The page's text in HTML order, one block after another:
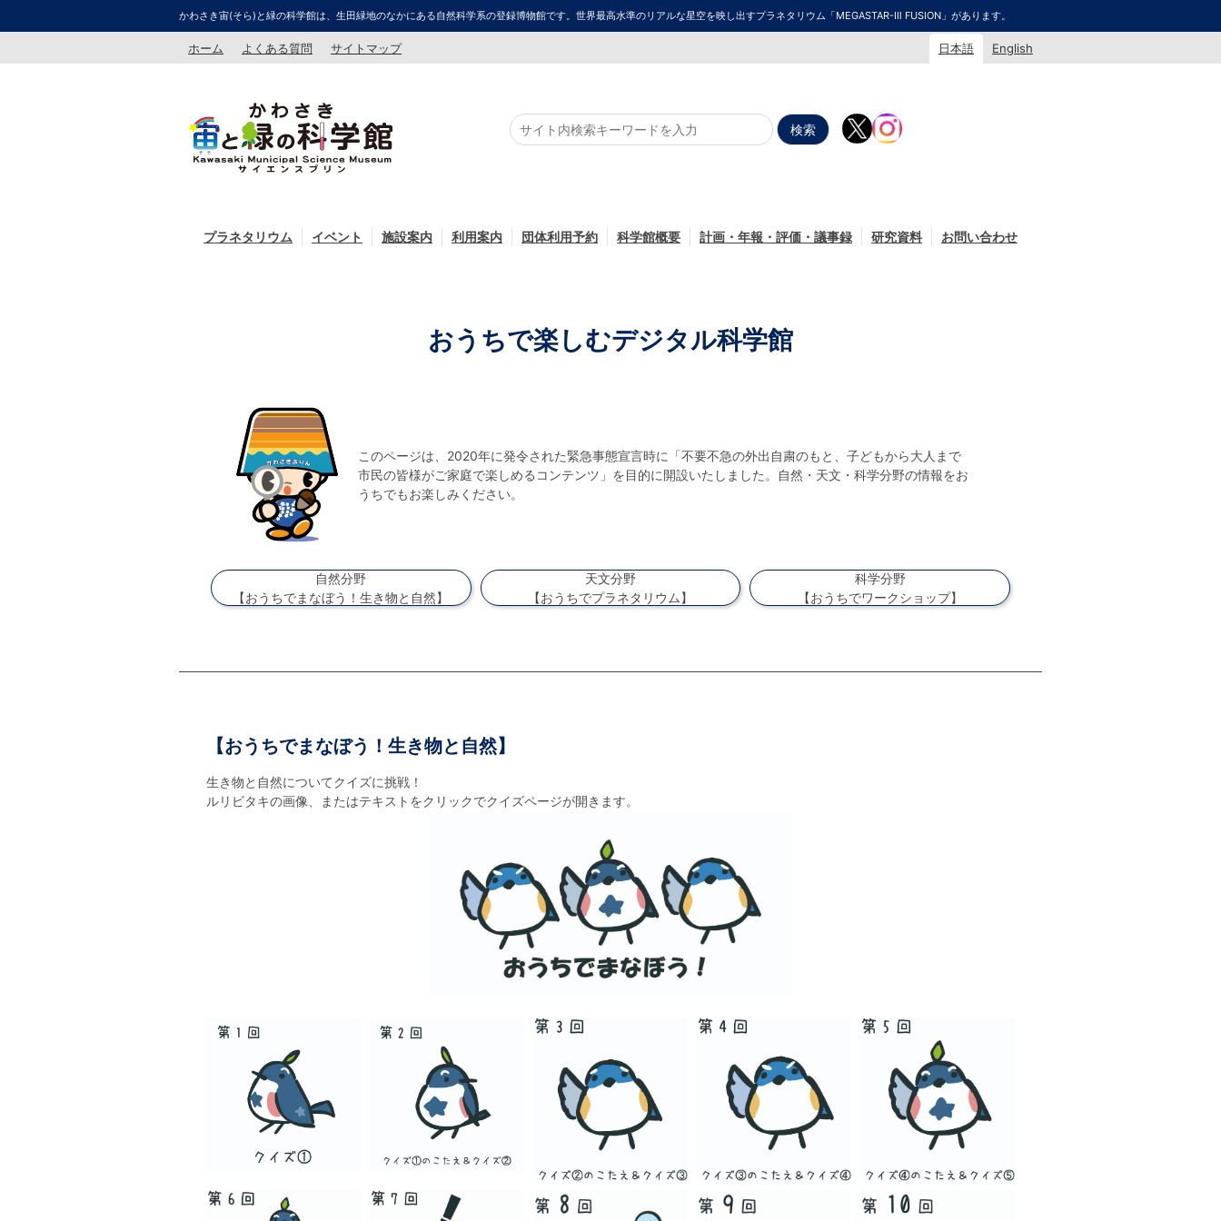
かわさき宙(そら)と緑の科学館は、生田緑地のなかにある自然科学系の登録博物館です。世界最高水準のリアルな星空を映し出すプラネタリウム「MEGASTAR-Ⅲ FUSION」があります。
ホーム よくある質問 サイトマップ 日本語 English
プラネタリウム イベント 施設案内 利用案内 団体利用予約 科学館概要 計画・年報・評価・議事録 研究資料 お問い合わせ
おうちで楽しむデジタル科学館
このページは、2020年に発令された緊急事態宣言時に「不要不急の外出自粛のもと、子どもから大人まで
市民の皆様がご家庭で楽しめるコンテンツ」を目的に開設いたしました。自然・天文・科学分野の情報をお
うちでもお楽しみください。
自然分野
【おうちでまなぼう！生き物と自然】
天文分野
【おうちでプラネタリウム】
科学分野
【おうちでワークショップ】
【おうちでまなぼう！生き物と自然】
生き物と自然についてクイズに挑戦！
ルリビタキの画像、またはテキストをクリックでクイズページが開きます。